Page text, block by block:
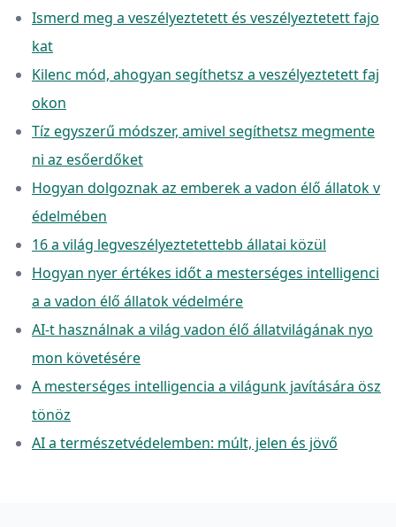
Ismerd meg a veszélyeztetett és veszélyeztetett fajo
kat
Kilenc mód, ahogyan segíthetsz a veszélyeztetett faj
okon
Tíz egyszerű módszer, amivel segíthetsz megmente
ni az esőerdőket
Hogyan dolgoznak az emberek a vadon élő állatok v
édelmében
16 a világ legveszélyeztetettebb állatai közül
Hogyan nyer értékes időt a mesterséges intelligenci
a a vadon élő állatok védelmére
AI-t használnak a világ vadon élő állatvilágának nyo
mon követésére
A mesterséges intelligencia a világunk javítására ösz
tönöz
AI a természetvédelemben: múlt, jelen és jövő